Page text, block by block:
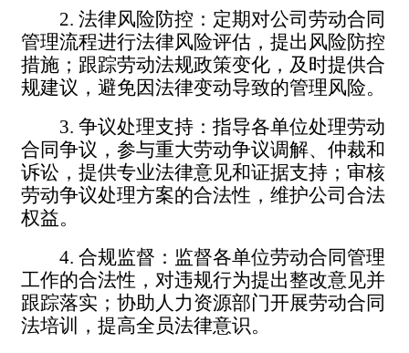
2. 法律风险防控：定期对公司劳动合同
管理流程进行法律风险评估，提出风险防控
措施；跟踪劳动法规政策变化，及时提供合
规建议，避免因法律变动导致的管理风险。
3. 争议处理支持：指导各单位处理劳动
合同争议，参与重大劳动争议调解、仲裁和
诉讼，提供专业法律意见和证据支持；审核
劳动争议处理方案的合法性，维护公司合法
权益。
4. 合规监督：监督各单位劳动合同管理
工作的合法性，对违规行为提出整改意见并
跟踪落实；协助人力资源部门开展劳动合同
法培训，提高全员法律意识。